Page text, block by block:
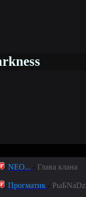
NEO... - Глава клана
Прогматик -